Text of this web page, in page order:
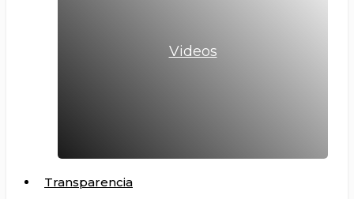
Videos
Transparencia